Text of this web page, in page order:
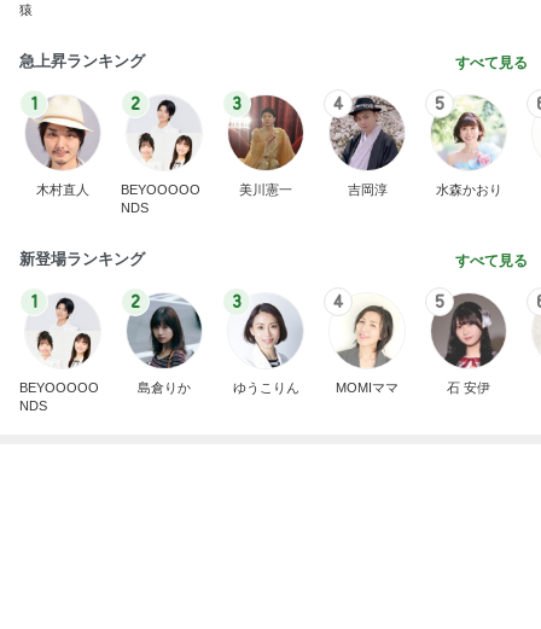
猿
急上昇ランキング すべて見る
1
木村直人
2
BEYOOOOO
NDS
3
美川憲一
4
吉岡淳
5
水森かおり
新登場ランキング すべて見る
1
BEYOOOOO
NDS
2
島倉りか
3
ゆうこりん
4
MOMIママ
5
石 安伊